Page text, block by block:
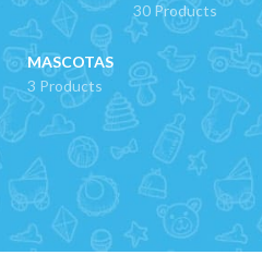
30 Products
MASCOTAS
3 Products